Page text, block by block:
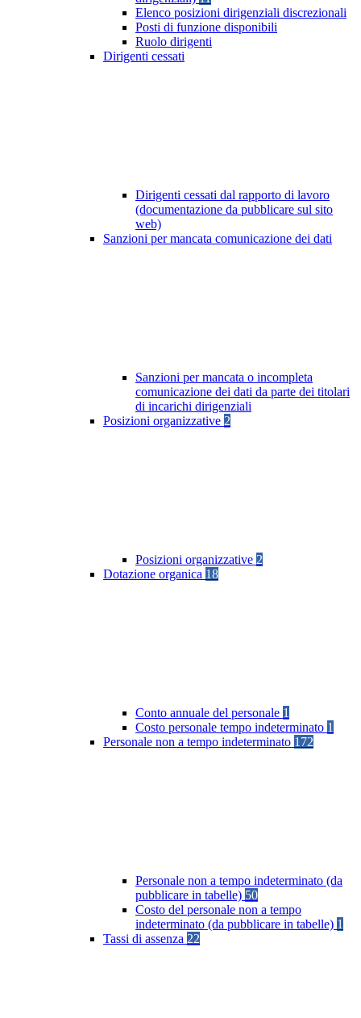
Elenco posizioni dirigenziali discrezionali
Posti di funzione disponibili
Ruolo dirigenti
Dirigenti cessati
Dirigenti cessati dal rapporto di lavoro
(documentazione da pubblicare sul sito
web)
Sanzioni per mancata comunicazione dei dati
Sanzioni per mancata o incompleta
comunicazione dei dati da parte dei titolari
di incarichi dirigenziali
Posizioni organizzative 2
Posizioni organizzative 2
Dotazione organica 18
Conto annuale del personale 1
Costo personale tempo indeterminato 1
Personale non a tempo indeterminato 172
Personale non a tempo indeterminato (da
pubblicare in tabelle) 50
Costo del personale non a tempo
indeterminato (da pubblicare in tabelle) 1
Tassi di assenza 22